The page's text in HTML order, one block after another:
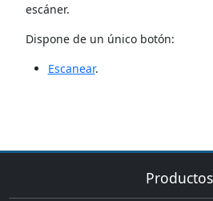
escáner.
Dispone de un único botón:
Escanear.
Productos